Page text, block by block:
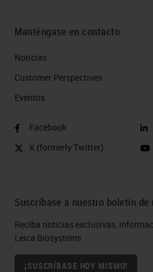
Manténgase en contacto
Noticias
Customer Perspectives​
Eventos
Facebook
X (formerly Twitter)
Suscríbase a nuestro boletín
Reciba noticias exclusivas,
Leica Biosystems
¡SUSCRÍBASE HOY MISMO!